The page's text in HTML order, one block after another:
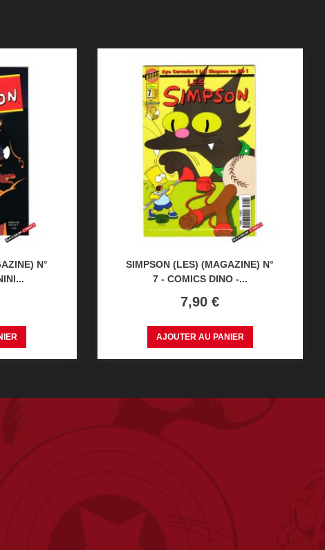
N°
SIMPSON (LES) (MAGAZINE) N°
7 - COMICS DINO -...
Prix
7,90 €
AJOUTER AU PANIER